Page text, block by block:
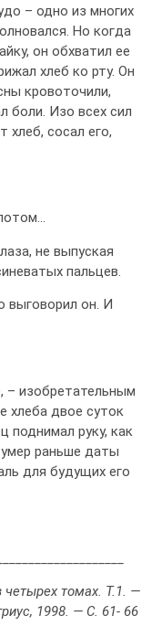
– одно из многих
Но когда
он обхватил ее
хлеб ко рту. Он
кровоточили,
боли. Изо всех сил
хлеб, сосал его,
не выпуская
пальцев.
выговорил он. И
– изобретательным
хлеба двое суток
поднимал руку, как
раньше даты
для будущих его
томах. Т.1. —
1998. — С. 61- 66